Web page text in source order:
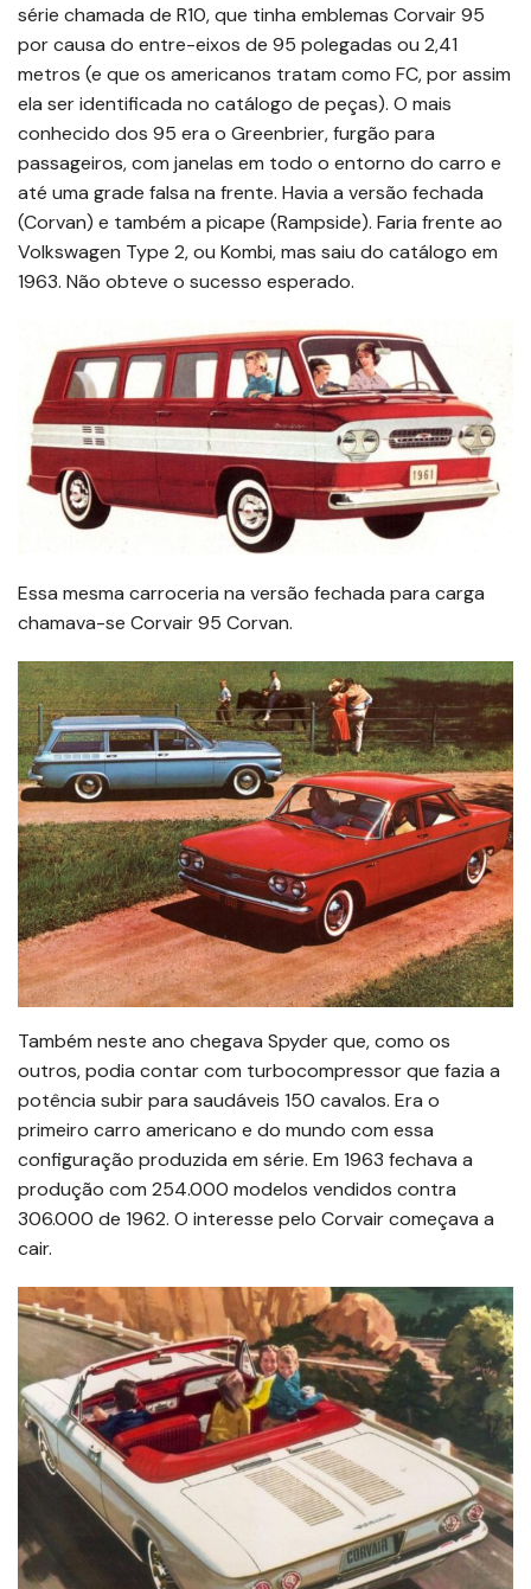
série chamada de R10, que tinha emblemas Corvair 95
por causa do entre-eixos de 95 polegadas ou 2,41
metros (e que os americanos tratam como FC, por assim
ela ser identificada no catálogo de peças). O mais
conhecido dos 95 era o Greenbrier, furgão para
passageiros, com janelas em todo o entorno do carro e
até uma grade falsa na frente. Havia a versão fechada
(Corvan) e também a picape (Rampside). Faria frente ao
Volkswagen Type 2, ou Kombi, mas saiu do catálogo em
1963. Não obteve o sucesso esperado.
Essa mesma carroceria na versão fechada para carga
chamava-se Corvair 95 Corvan.
Também neste ano chegava Spyder que, como os
outros, podia contar com turbocompressor que fazia a
potência subir para saudáveis 150 cavalos. Era o
primeiro carro americano e do mundo com essa
configuração produzida em série. Em 1963 fechava a
produção com 254.000 modelos vendidos contra
306.000 de 1962. O interesse pelo Corvair começava a
cair.